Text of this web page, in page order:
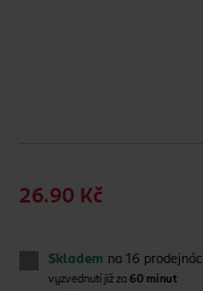
26.90 Kč
Skladem na 16
vyzvednutí již za 60 minut